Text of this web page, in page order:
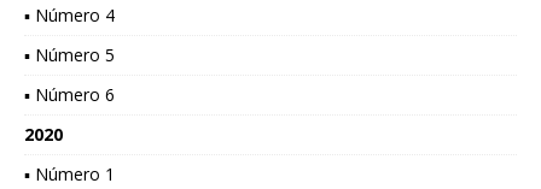
▪ Número 4
▪ Número 5
▪ Número 6
2020
▪ Número 1